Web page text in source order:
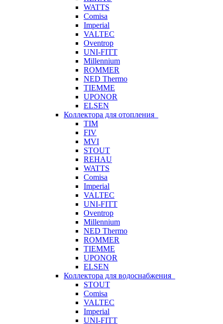
WATTS
Comisa
Imperial
VALTEC
Oventrop
UNI-FITT
Millennium
ROMMER
NED Thermo
TIEMME
UPONOR
ELSEN
Коллектора для отопления
TIM
FIV
MVI
STOUT
REHAU
WATTS
Comisa
Imperial
VALTEC
UNI-FITT
Oventrop
Millennium
NED Thermo
ROMMER
TIEMME
UPONOR
ELSEN
Коллектора для водоснабжения
STOUT
Comisa
VALTEC
Imperial
UNI-FITT